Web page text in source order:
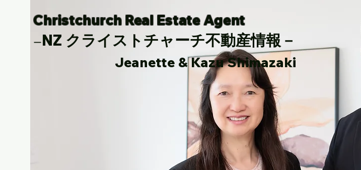
Christchurch Real Estate Agent
ーNZ クライストチャーチ不動産情報－
Jeanette & Kazu Shimazaki